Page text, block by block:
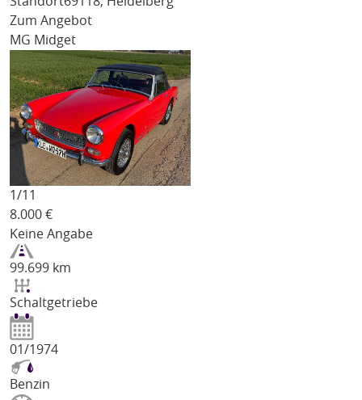
Zum Angebot
MG Midget
1/11
8.000 €
Keine Angabe
99.699 km
Schaltgetriebe
01/1974
Benzin